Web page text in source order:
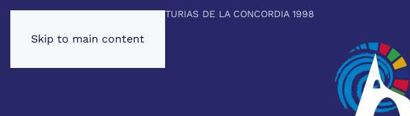
Skip to main content
PREMIO PRINCIPE DE ASTURIAS DE LA CONCORDIA 1998